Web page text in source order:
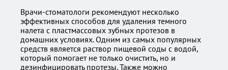
Врачи-стоматологи рекомендуют несколько
эффективных способов для удаления темного
налета с пластмассовых зубных протезов в
домашних условиях. Одним из самых популярных
средств является раствор пищевой соды с водой,
который помогает не только очистить, но и
дезинфицировать протезы. Также можно